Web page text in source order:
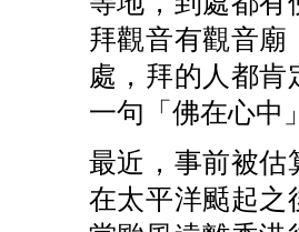
拜觀音有觀音廟
處，拜的人都
一句「佛在心中
最近，事前被估
在太平洋颳起之